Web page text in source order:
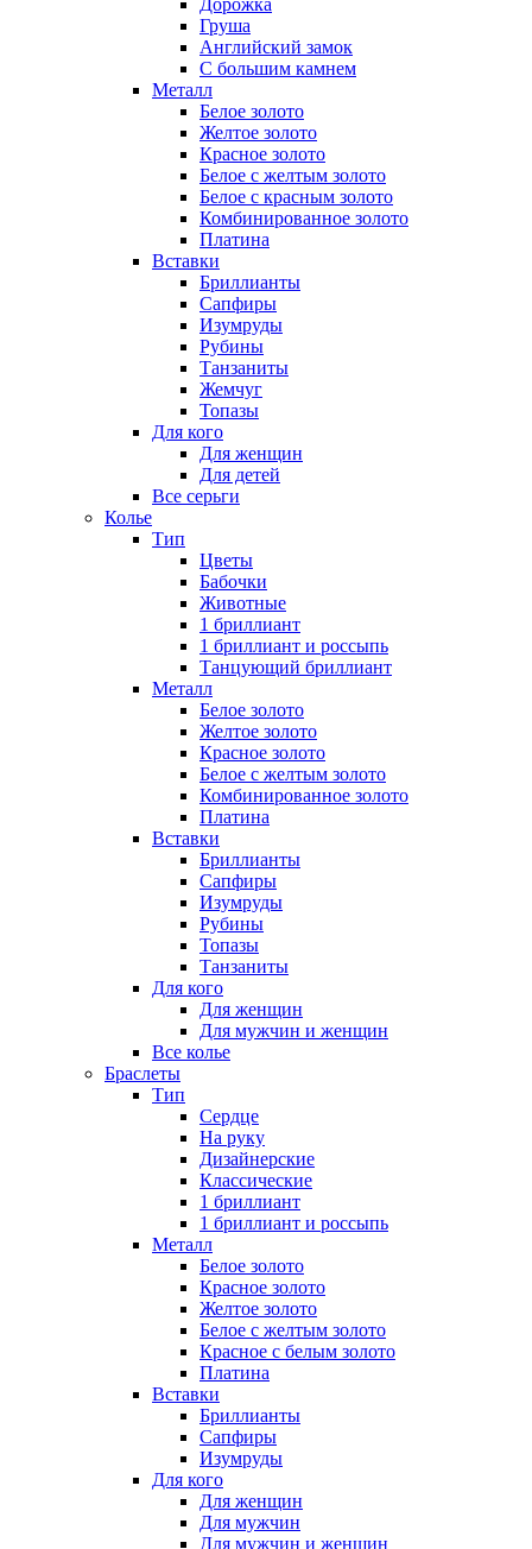
Дорожка
Груша
Английский замок
С большим камнем
Металл
Белое золото
Желтое золото
Красное золото
Белое с желтым золото
Белое с красным золото
Комбинированное золото
Платина
Вставки
Бриллианты
Сапфиры
Изумруды
Рубины
Танзаниты
Жемчуг
Топазы
Для кого
Для женщин
Для детей
Все серьги
Колье
Тип
Цветы
Бабочки
Животные
1 бриллиант
1 бриллиант и россыпь
Танцующий бриллиант
Металл
Белое золото
Желтое золото
Красное золото
Белое с желтым золото
Комбинированное золото
Платина
Вставки
Бриллианты
Сапфиры
Изумруды
Рубины
Топазы
Танзаниты
Для кого
Для женщин
Для мужчин и женщин
Все колье
Браслеты
Тип
Сердце
На руку
Дизайнерские
Классические
1 бриллиант
1 бриллиант и россыпь
Металл
Белое золото
Красное золото
Желтое золото
Белое с желтым золото
Красное с белым золото
Платина
Вставки
Бриллианты
Сапфиры
Изумруды
Для кого
Для женщин
Для мужчин
Для мужчин и женщин